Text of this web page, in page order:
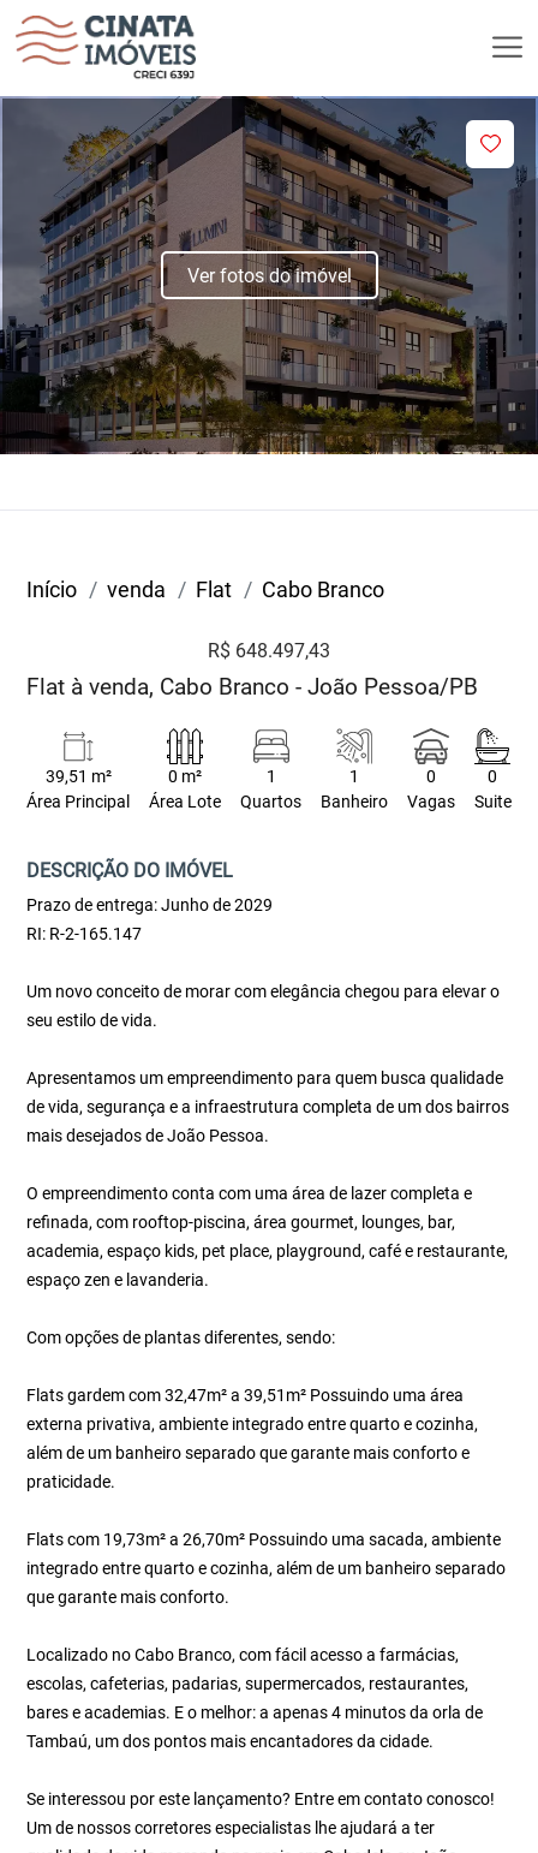
Ver fotos do imóvel
Início venda Flat Cabo Branco
R$ 648.497,43
Flat à venda, Cabo Branco - João Pessoa/PB
39,51 m²
Área Principal
0 m²
Área Lote
1
Quartos
1
Banheiro
0
Vagas
0
Suite
DESCRIÇÃO DO IMÓVEL
Prazo de entrega: Junho de 2029
RI: R-2-165.147
Um novo conceito de morar com elegância chegou para elevar o
seu estilo de vida.
Apresentamos um empreendimento para quem busca qualidade
de vida, segurança e a infraestrutura completa de um dos bairros
mais desejados de João Pessoa.
O empreendimento conta com uma área de lazer completa e
refinada, com rooftop-piscina, área gourmet, lounges, bar,
academia, espaço kids, pet place, playground, café e restaurante,
espaço zen e lavanderia.
Com opções de plantas diferentes, sendo:
Flats gardem com 32,47m² a 39,51m² Possuindo uma área
externa privativa, ambiente integrado entre quarto e cozinha,
além de um banheiro separado que garante mais conforto e
praticidade.
Flats com 19,73m² a 26,70m² Possuindo uma sacada, ambiente
integrado entre quarto e cozinha, além de um banheiro separado
que garante mais conforto.
Localizado no Cabo Branco, com fácil acesso a farmácias,
escolas, cafeterias, padarias, supermercados, restaurantes,
bares e academias. E o melhor: a apenas 4 minutos da orla de
Tambaú, um dos pontos mais encantadores da cidade.
Se interessou por este lançamento? Entre em contato conosco!
Um de nossos corretores especialistas lhe ajudará a ter